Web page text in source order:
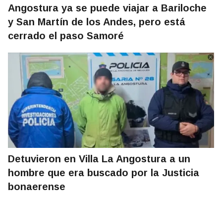
Angostura ya se puede viajar a Bariloche
y San Martín de los Andes, pero está
cerrado el paso Samoré
Detuvieron en Villa La Angostura a un
hombre que era buscado por la Justicia
bonaerense